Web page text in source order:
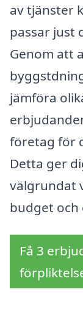
av tjänster
passar just
Genom att
jämföra
företag för
Detta ger
välgrundat
budget och
Få 3